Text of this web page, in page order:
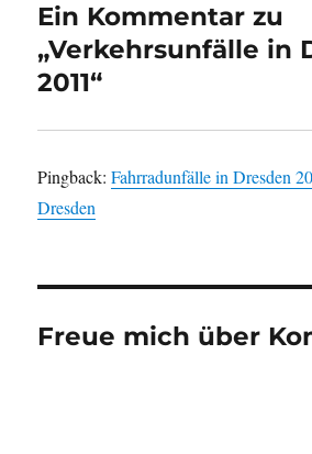
Ein Kommentar zu
„Verkehrsunfälle in
2011“
Pingback:Fahrradunfälle in Dresden
Dresden
Freue mich über